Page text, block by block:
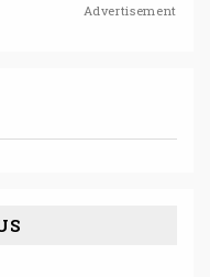
Advertisement